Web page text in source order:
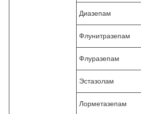
Диазепам
Флунитразепам
Флуразепам
Эстазолам
Лорметазепам